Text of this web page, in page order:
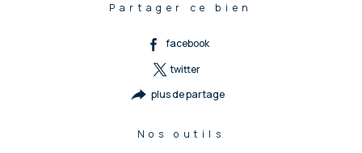
Partager ce bien
facebook
twitter
plus de partage
Nos outils